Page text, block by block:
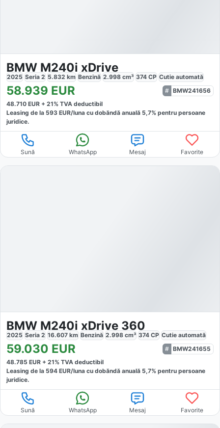
BMW M240i xDrive
2025 Seria 2 5.832 km Benzină 2.998 cm³ 374 CP Cutie automată
58.939 EUR
BMW241656
48.710 EUR + 21% TVA deductibil
Leasing de la 593 EUR/luna cu dobăndă anuală 5,7% pentru persoane
juridice.
Sună WhatsApp Mesaj Favorite
BMW M240i xDrive 360
2025 Seria 2 16.607 km Benzină 2.998 cm³ 374 CP Cutie automată
59.030 EUR
BMW241655
48.785 EUR + 21% TVA deductibil
Leasing de la 594 EUR/luna cu dobăndă anuală 5,7% pentru persoane
juridice.
Sună WhatsApp Mesaj Favorite